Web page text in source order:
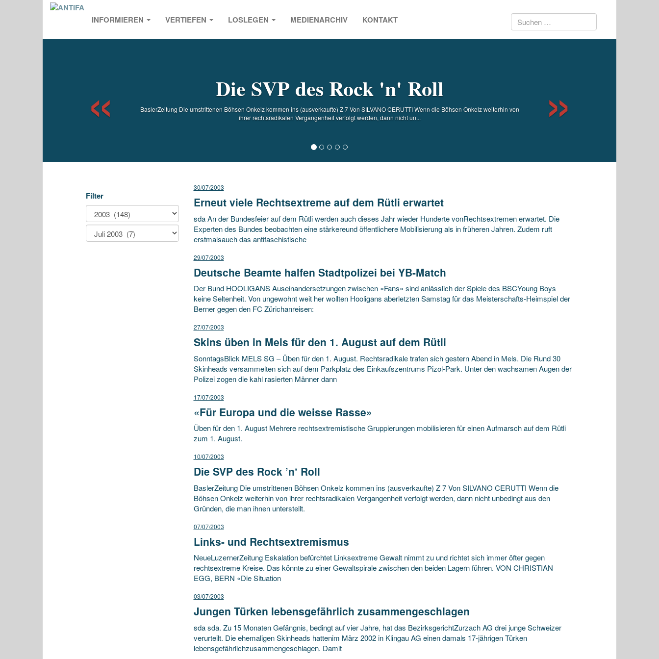
INFORMIEREN VERTIEFEN LOSLEGEN MEDIENARCHIV KONTAKT Suchen
Die SVP des Rock 'n' Roll
BaslerZeitung Die umstrittenen Böhsen Onkelz kommen ins (ausverkaufte) Z 7 Von SILVANO CERUTTI Wenn die Böhsen Onkelz weiterhin von
ihrer rechtsradikalen Vergangenheit verfolgt werden, dann nicht un...
Filter
30/07/2003
Erneut viele Rechtsextreme auf dem Rütli erwartet
sda An der Bundesfeier auf dem Rütli werden auch dieses Jahr wieder Hunderte vonRechtsextremen erwartet. Die
Experten des Bundes beobachten eine stärkereund öffentlichere Mobilisierung als in früheren Jahren. Zudem ruft
erstmalsauch das antifaschistische
29/07/2003
Deutsche Beamte halfen Stadtpolizei bei YB-Match
Der Bund HOOLIGANS Auseinandersetzungen zwischen «Fans» sind anlässlich der Spiele des BSCYoung Boys
keine Seltenheit. Von ungewohnt weit her wollten Hooligans aberletzten Samstag für das Meisterschafts-Heimspiel der
Berner gegen den FC Zürichanreisen:
27/07/2003
Skins üben in Mels für den 1. August auf dem Rütli
SonntagsBlick MELS SG – Üben für den 1. August. Rechtsradikale trafen sich gestern Abend in Mels. Die Rund 30
Skinheads versammelten sich auf dem Parkplatz des Einkaufszentrums Pizol-Park. Unter den wachsamen Augen der
Polizei zogen die kahl rasierten Männer dann
17/07/2003
«Für Europa und die weisse Rasse»
Üben für den 1. August Mehrere rechtsextremistische Gruppierungen mobilisieren für einen Aufmarsch auf dem Rütli
zum 1. August.
10/07/2003
Die SVP des Rock ’n‘ Roll
BaslerZeitung Die umstrittenen Böhsen Onkelz kommen ins (ausverkaufte) Z 7 Von SILVANO CERUTTI Wenn die
Böhsen Onkelz weiterhin von ihrer rechtsradikalen Vergangenheit verfolgt werden, dann nicht unbedingt aus den
Gründen, die man ihnen unterstellt.
07/07/2003
Links- und Rechtsextremismus
NeueLuzernerZeitung Eskalation befürchtet Linksextreme Gewalt nimmt zu und richtet sich immer öfter gegen
rechtsextreme Kreise. Das könnte zu einer Gewaltspirale zwischen den beiden Lagern führen. VON CHRISTIAN
EGG, BERN «Die Situation
03/07/2003
Jungen Türken lebensgefährlich zusammengeschlagen
sda sda. Zu 15 Monaten Gefängnis, bedingt auf vier Jahre, hat das BezirksgerichtZurzach AG drei junge Schweizer
verurteilt. Die ehemaligen Skinheads hattenim März 2002 in Klingau AG einen damals 17-jährigen Türken
lebensgefährlichzusammengeschlagen. Damit